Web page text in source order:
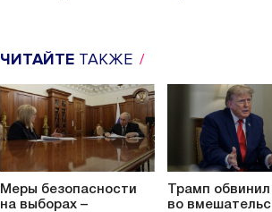
ЧИТАЙТЕ ТАКЖЕ
Меры безопасности
на выборах –
Трамп
во